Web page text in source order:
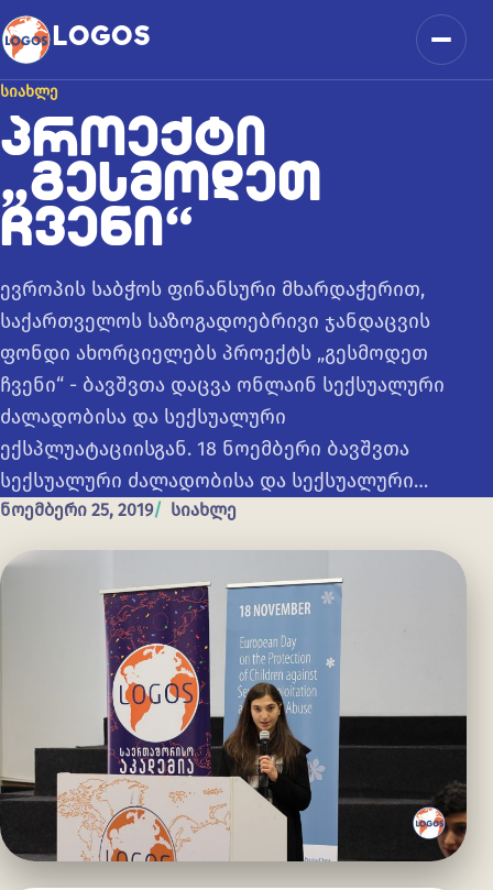
კონტენტზე გადასვლა
LOGOS
ᲡᲘᲐᲮᲚᲔ
ᲞᲠᲝᲔᲥᲢᲘ
„ᲒᲔᲡᲛᲝᲓᲔᲗ
ᲩᲕᲔᲜᲘ“
ევროპის საბჭოს ფინანსური მხარდაჭერით,
საქართველოს საზოგადოებრივი ჯანდაცვის
ფონდი ახორციელებს პროექტს „გესმოდეთ
ჩვენი“ - ბავშვთა დაცვა ონლაინ სექსუალური
ძალადობისა და სექსუალური
ექსპლუატაციისგან. 18 ნოემბერი ბავშვთა
სექსუალური ძალადობისა და სექსუალური…
ნოემბერი 25, 2019 სიახლე